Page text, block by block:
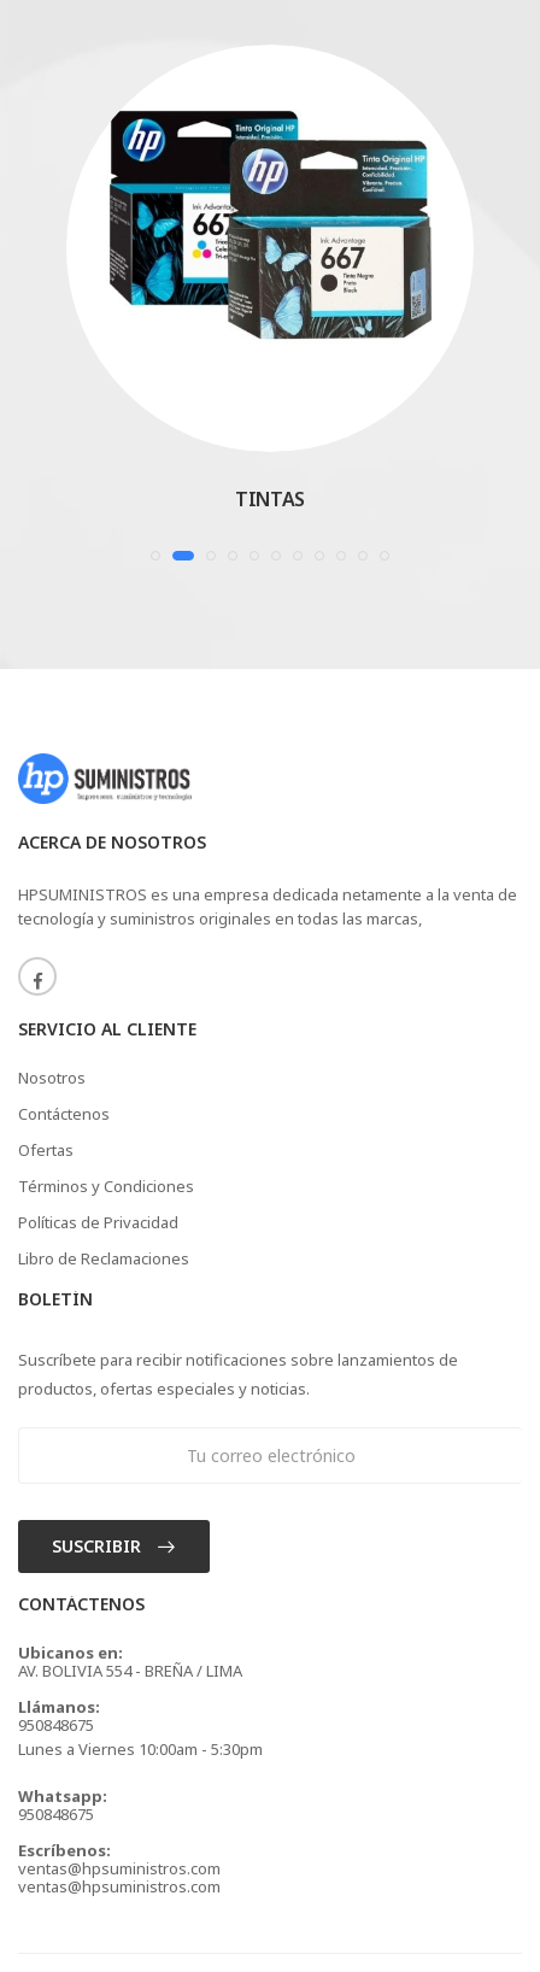
TINTAS
ACERCA DE NOSOTROS
HPSUMINISTROS es una empresa dedicada netamente a la venta de
tecnología y suministros originales en todas las marcas,
SERVICIO AL CLIENTE
Nosotros
Contáctenos
Ofertas
Términos y Condiciones
Políticas de Privacidad
Libro de Reclamaciones
BOLETÍN
Suscríbete para recibir notificaciones sobre lanzamientos de
productos, ofertas especiales y noticias.
SUSCRIBIR
CONTÁCTENOS
Ubicanos en:
AV. BOLIVIA 554 - BREÑA / LIMA
Llámanos:
950848675
Lunes a Viernes 10:00am - 5:30pm
Whatsapp:
950848675
Escríbenos:
ventas@hpsuministros.com
ventas@hpsuministros.com